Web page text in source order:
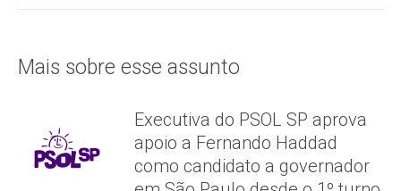
Mais sobre esse assunto
Executiva do PSOL SP aprova
apoio a Fernando Haddad
como candidato a governador